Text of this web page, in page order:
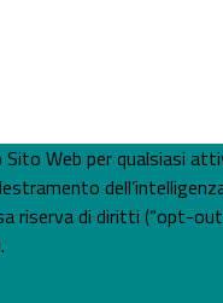
Web per qualsiasi
riserva di diritti